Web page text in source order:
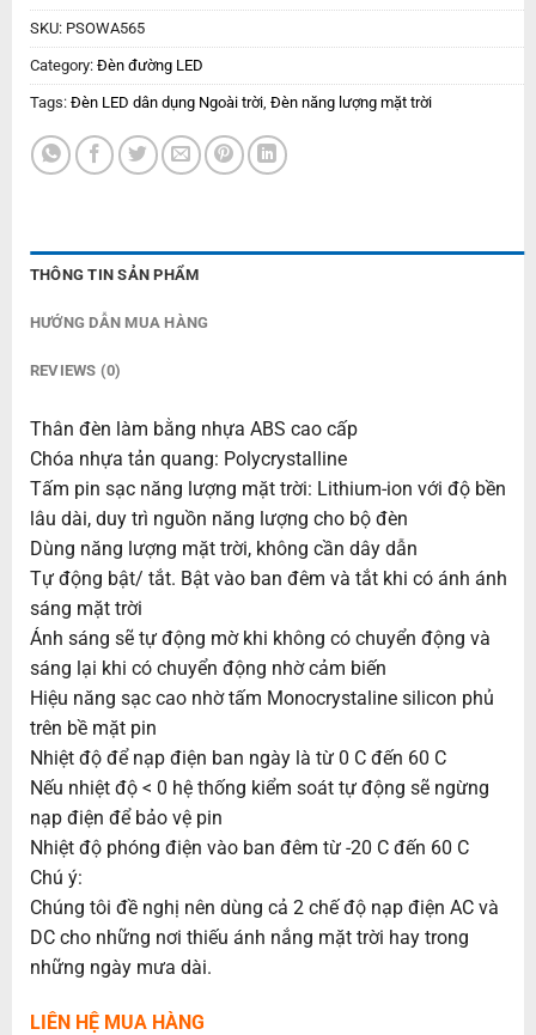
SKU: PSOWA565
Category: Đèn đường LED
Tags: Đèn LED dân dụng Ngoài trời, Đèn năng lượng mặt trời
THÔNG TIN SẢN PHẨM
HƯỚNG DẪN MUA HÀNG
REVIEWS (0)
Thân đèn làm bằng nhựa ABS cao cấp
Chóa nhựa tản quang: Polycrystalline
Tấm pin sạc năng lượng mặt trời: Lithium-ion với độ bền
lâu dài, duy trì nguồn năng lượng cho bộ đèn
Dùng năng lượng mặt trời, không cần dây dẫn
Tự động bật/ tắt. Bật vào ban đêm và tắt khi có ánh ánh
sáng mặt trời
Ánh sáng sẽ tự động mờ khi không có chuyển động và
sáng lại khi có chuyển động nhờ cảm biến
Hiệu năng sạc cao nhờ tấm Monocrystaline silicon phủ
trên bề mặt pin
Nhiệt độ để nạp điện ban ngày là từ 0 C đến 60 C
Nếu nhiệt độ < 0 hệ thống kiểm soát tự động sẽ ngừng
nạp điện để bảo vệ pin
Nhiệt độ phóng điện vào ban đêm từ -20 C đến 60 C
Chú ý:
Chúng tôi đề nghị nên dùng cả 2 chế độ nạp điện AC và
DC cho những nơi thiếu ánh nắng mặt trời hay trong
những ngày mưa dài.
LIÊN HỆ MUA HÀNG